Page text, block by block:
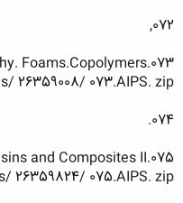
072,
073.Chromatography. Foams.Copolymers
26359008/ 073.AIPS. zip
074.
075.Epoxy Resins and Composites II
26359824/ 075.AIPS. zip